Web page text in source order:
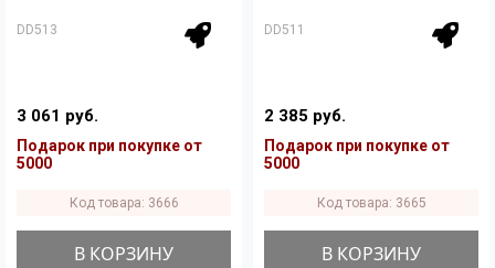
DD513
3 061 руб.
Подарок при покупке от
5000
Код товара: 3666
В КОРЗИНУ
DD511
2 385 руб.
Подарок при покупке от
5000
Код товара: 3665
В КОРЗИНУ